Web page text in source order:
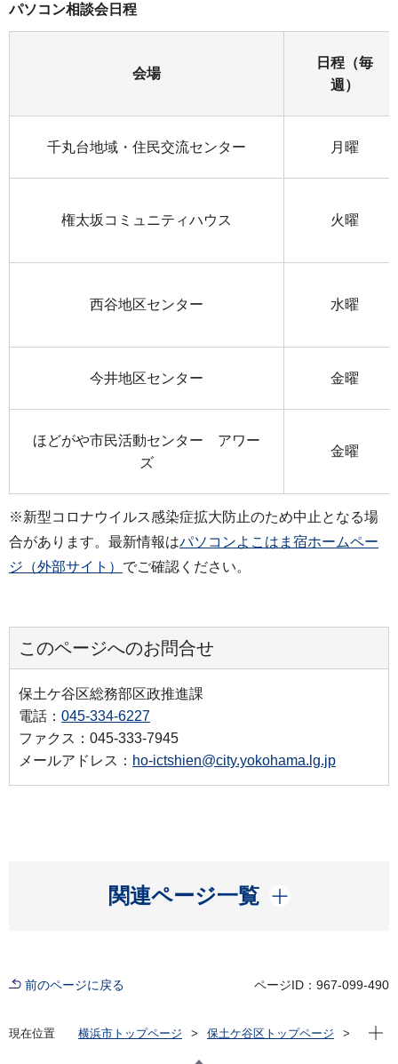
パソコン相談会日程
会場
日程（毎
週）
千丸台地域・住民交流センター 月曜
権太坂コミュニティハウス 火曜
西谷地区センター 水曜
今井地区センター 金曜
ほどがや市民活動センター アワー
ズ
金曜
※新型コロナウイルス感染症拡大防止のため中止となる場
合があります。最新情報はパソコンよこはま宿ホームペー
ジ（外部サイト） でご確認ください。
このページへのお問合せ
保土ケ谷区総務部区政推進課
電話： 045-334-6227
ファクス：045-333-7945
メールアドレス： ho-ictshien@city.yokohama.lg.jp
関連ページ一覧
開く
前のページに戻る ページID：967-099-490
現在位置 横浜市トップページ
保土ケ谷区トップページ
現在